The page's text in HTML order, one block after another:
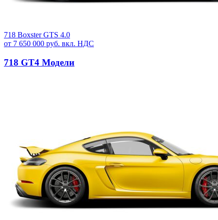
718 Boxster GTS 4.0
от 7 650 000 руб. вкл. НДС
718 GT4 Модели